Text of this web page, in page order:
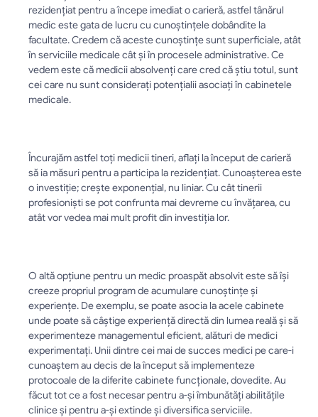
rezidențiat pentru a începe imediat o carieră, astfel tânărul
medic este gata de lucru cu cunoștințele dobândite la
facultate. Credem că aceste cunoștințe sunt superficiale, atât
în serviciile medicale cât și în procesele administrative. Ce
vedem este că medicii absolvenți care cred că știu totul, sunt
cei care nu sunt considerați potențialii asociați în cabinetele
medicale.
Încurajăm astfel toți medicii tineri, aflați la început de carieră
să ia măsuri pentru a participa la rezidențiat. Cunoașterea este
o investiție; crește exponențial, nu liniar. Cu cât tinerii
profesioniști se pot confrunta mai devreme cu învățarea, cu
atât vor vedea mai mult profit din investiția lor.
O altă opțiune pentru un medic proaspăt absolvit este să își
creeze propriul program de acumulare cunoștințe și
experiențe. De exemplu, se poate asocia la acele cabinete
unde poate să câștige experiență directă din lumea reală și să
experimenteze managementul eficient, alături de medici
experimentați. Unii dintre cei mai de succes medici pe care-i
cunoaștem au decis de la început să implementeze
protocoale de la diferite cabinete funcționale, dovedite. Au
făcut tot ce a fost necesar pentru a-și îmbunătăți abilitățile
clinice și pentru a-și extinde și diversifica serviciile.